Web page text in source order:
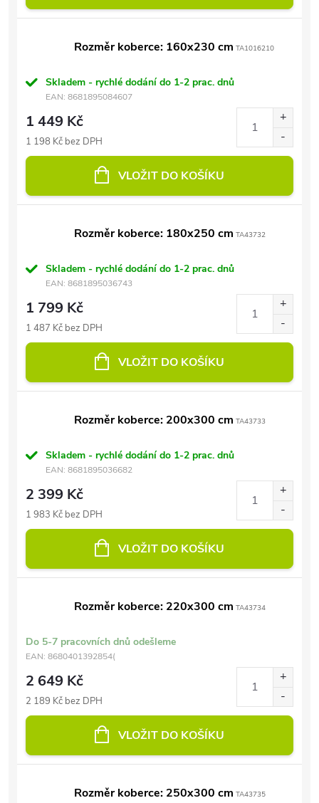
Rozměr koberce: 160x230 cm TA1016210
Skladem - rychlé dodání do 1-2 prac. dnů
EAN: 8681895084607
1 449 Kč
1 198 Kč bez DPH
VLOŽIT DO KOŠÍKU
Rozměr koberce: 180x250 cm TA43732
Skladem - rychlé dodání do 1-2 prac. dnů
EAN: 8681895036743
1 799 Kč
1 487 Kč bez DPH
VLOŽIT DO KOŠÍKU
Rozměr koberce: 200x300 cm TA43733
Skladem - rychlé dodání do 1-2 prac. dnů
EAN: 8681895036682
2 399 Kč
1 983 Kč bez DPH
VLOŽIT DO KOŠÍKU
Rozměr koberce: 220x300 cm TA43734
Do 5-7 pracovních dnů odešleme
EAN: 8680401392854(
2 649 Kč
2 189 Kč bez DPH
VLOŽIT DO KOŠÍKU
Rozměr koberce: 250x300 cm TA43735